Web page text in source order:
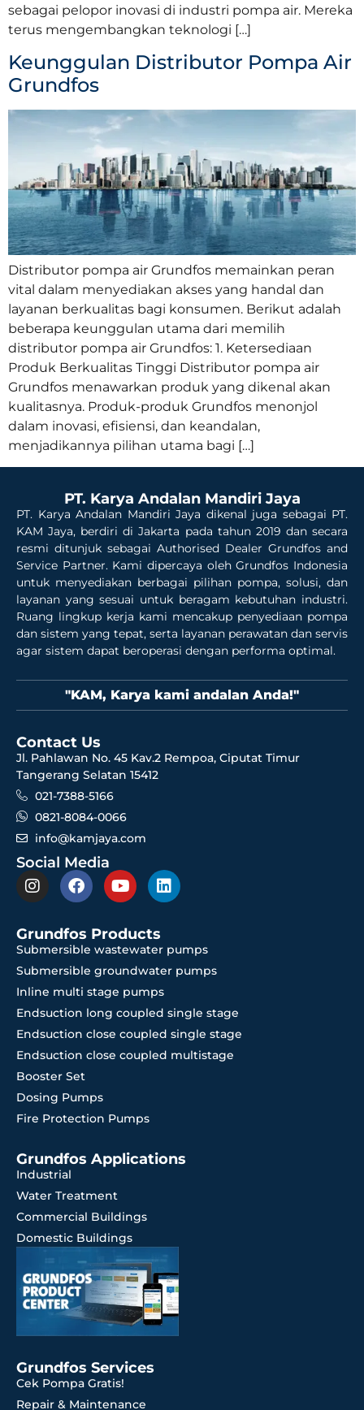
sebagai pelopor inovasi di industri pompa air. Mereka
terus mengembangkan teknologi […]
Keunggulan Distributor Pompa Air
Grundfos
Distributor pompa air Grundfos memainkan peran
vital dalam menyediakan akses yang handal dan
layanan berkualitas bagi konsumen. Berikut adalah
beberapa keunggulan utama dari memilih
distributor pompa air Grundfos: 1. Ketersediaan
Produk Berkualitas Tinggi Distributor pompa air
Grundfos menawarkan produk yang dikenal akan
kualitasnya. Produk-produk Grundfos menonjol
dalam inovasi, efisiensi, dan keandalan,
menjadikannya pilihan utama bagi […]
PT. Karya Andalan Mandiri Jaya
PT. Karya Andalan Mandiri Jaya dikenal juga sebagai PT.
KAM Jaya, berdiri di Jakarta pada tahun 2019 dan secara
resmi ditunjuk sebagai Authorised Dealer Grundfos and
Service Partner. Kami dipercaya oleh Grundfos Indonesia
untuk menyediakan berbagai pilihan pompa, solusi, dan
layanan yang sesuai untuk beragam kebutuhan industri.
Ruang lingkup kerja kami mencakup penyediaan pompa
dan sistem yang tepat, serta layanan perawatan dan servis
agar sistem dapat beroperasi dengan performa optimal.
"KAM, Karya kami andalan Anda!"
Contact Us
Jl. Pahlawan No. 45 Kav.2 Rempoa, Ciputat Timur
Tangerang Selatan 15412
021-7388-5166
0821-8084-0066
info@kamjaya.com
Social Media
Grundfos Products
Submersible wastewater pumps
Submersible groundwater pumps
Inline multi stage pumps
Endsuction long coupled single stage
Endsuction close coupled single stage
Endsuction close coupled multistage
Booster Set
Dosing Pumps
Fire Protection Pumps
Grundfos Applications
Industrial
Water Treatment
Commercial Buildings
Domestic Buildings
Grundfos Services
Cek Pompa Gratis!
Repair & Maintenance